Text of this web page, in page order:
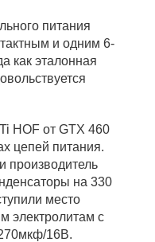
питания
и одним 6-
как эталонная
HOF от GTX 460
цепей питания.
производитель
на 330
место
электролитам с
16В.